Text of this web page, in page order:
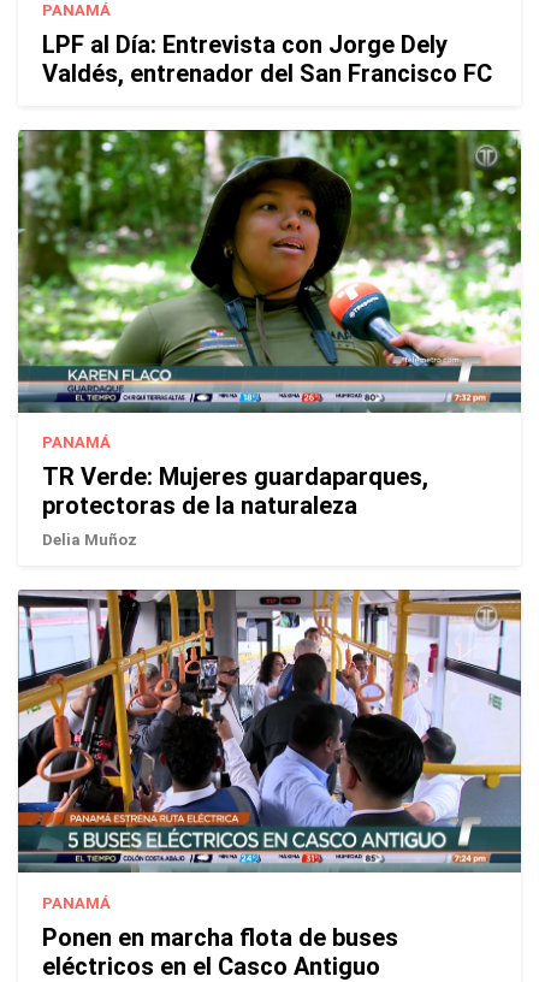
PANAMÁ
LPF al Día: Entrevista con Jorge Dely
Valdés, entrenador del San Francisco FC
PANAMÁ
TR Verde: Mujeres guardaparques,
protectoras de la naturaleza
Delia Muñoz
PANAMÁ
Ponen en marcha flota de buses
eléctricos en el Casco Antiguo